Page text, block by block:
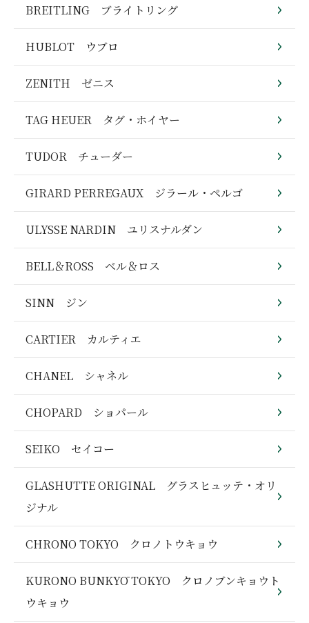
BREITLING ブライトリング
HUBLOT ウブロ
ZENITH ゼニス
TAG HEUER タグ・ホイヤー
TUDOR チューダー
GIRARD PERREGAUX ジラール・ペルゴ
ULYSSE NARDIN ユリスナルダン
BELL＆ROSS ベル＆ロス
SINN ジン
CARTIER カルティエ
CHANEL シャネル
CHOPARD ショパール
SEIKO セイコー
GLASHUTTE ORIGINAL グラスヒュッテ・オリ
ジナル
CHRONO TOKYO クロノトウキョウ
KURONO BUNKYŌ TOKYO クロノブンキョウト
ウキョウ